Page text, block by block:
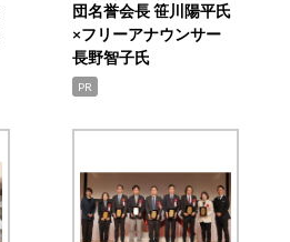
団名誉会長 笹川陽平氏
×フリーアナウンサー
長野智子氏
PR